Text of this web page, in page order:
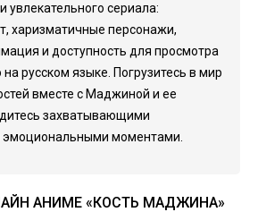
увлекательного сериала:
харизматичные персонажи,
и доступность для просмотра
русском языке. Погрузитесь в мир
вместе с Маджиной и ее
захватывающими
моментами.
АНИМЕ «КОСТЬ МАДЖИНА»